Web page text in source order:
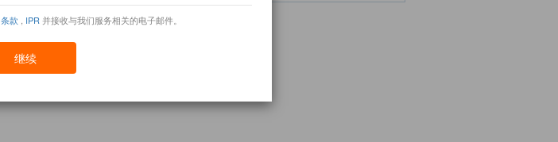
款 IPR 并接收与我们服务相关的电子邮件。
继续